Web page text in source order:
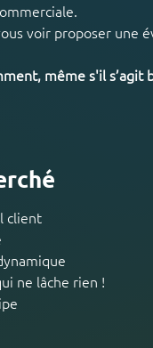
voir proposer une
même s'il s’agit
client
ne lâche rien !